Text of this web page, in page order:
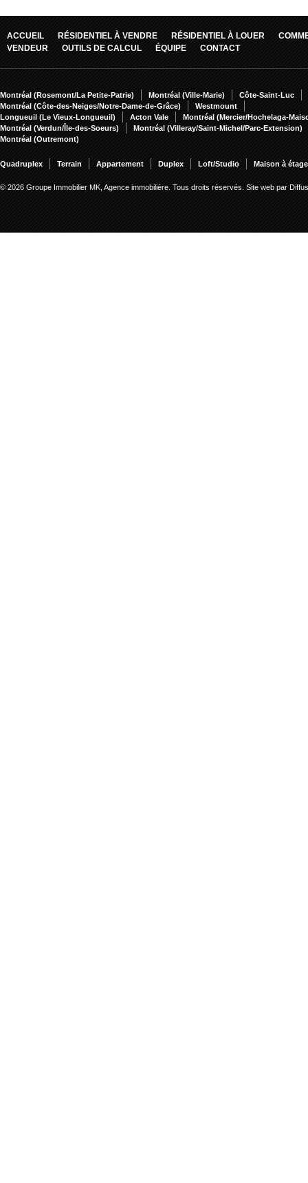
ACCUEIL RÉSIDENTIEL À VENDRE RÉSIDENTIEL À LOUER
VENDEUR
OUTILS DE CALCUL ÉQUIPE CONTACT
Montréal (Rosemont/La Petite-Patrie) Montréal (Ville-Marie)
Côte-Saint-Luc
Montréal (Côte-des-Neiges/Notre-Dame-de-Grâce)
Westmount
Longueuil (Le Vieux-Longueuil)
Acton Vale
Montréal (Mercier/Hochelaga-
Montréal (Verdun/Île-des-Soeurs)
Montréal (Villeray/Saint-Michel/Parc-Extension)
Montréal (Outremont)
Quadruplex Terrain Appartement Duplex Loft/Studio Maison à
© 2026 Groupe Immobilier MK, Agence immobilière. Tous droits réservés. Site web par